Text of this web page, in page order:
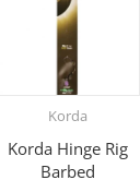
Korda
Korda Hinge Rig
Barbed